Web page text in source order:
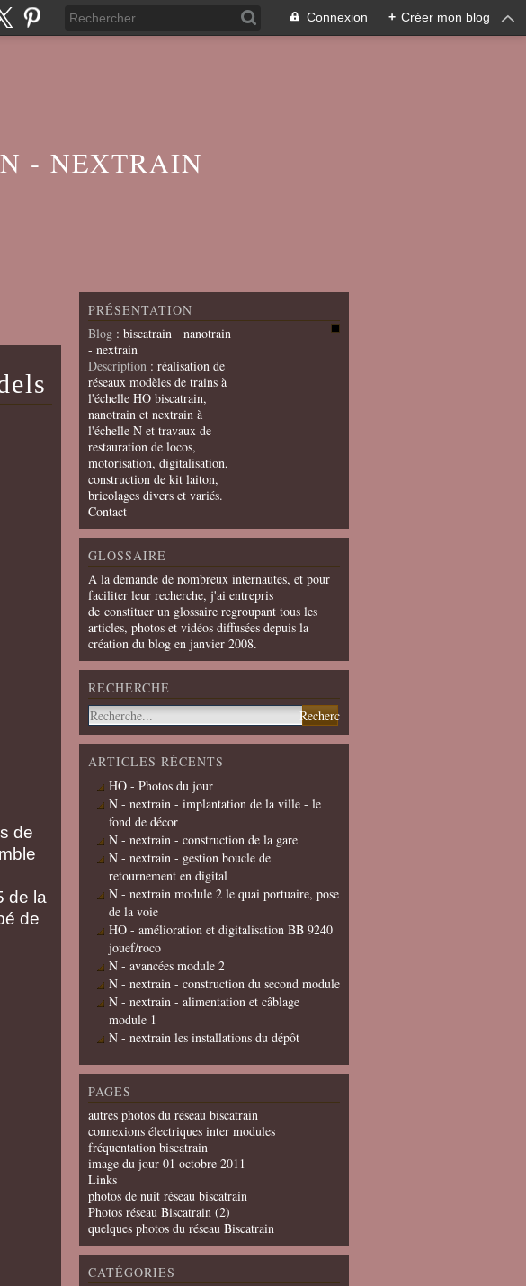
Connexion + Créer mon blog
- NEXTRAIN
de
de la
de
PRÉSENTATION
Blog : biscatrain - nanotrain
- nextrain
Description : réalisation de
réseaux modèles de trains à
l'échelle HO biscatrain,
nanotrain et nextrain à
l'échelle N et travaux de
restauration de locos,
motorisation, digitalisation,
construction de kit laiton,
bricolages divers et variés.
Contact
GLOSSAIRE
A la demande de nombreux internautes, et pour
faciliter leur recherche, j'ai entrepris
de constituer un glossaire regroupant tous les
articles, photos et vidéos diffusées depuis la
création du blog en janvier 2008.
RECHERCHE
ARTICLES RÉCENTS
HO - Photos du jour
N - nextrain - implantation de la ville - le
fond de décor
N - nextrain - construction de la gare
N - nextrain - gestion boucle de
retournement en digital
N - nextrain module 2 le quai portuaire, pose
de la voie
HO - amélioration et digitalisation BB 9240
jouef/roco
N - avancées module 2
N - nextrain - construction du second module
N - nextrain - alimentation et câblage
module 1
N - nextrain les installations du dépôt
PAGES
autres photos du réseau biscatrain
connexions électriques inter modules
fréquentation biscatrain
image du jour 01 octobre 2011
Links
photos de nuit réseau biscatrain
Photos réseau Biscatrain (2)
quelques photos du réseau Biscatrain
CATÉGORIES